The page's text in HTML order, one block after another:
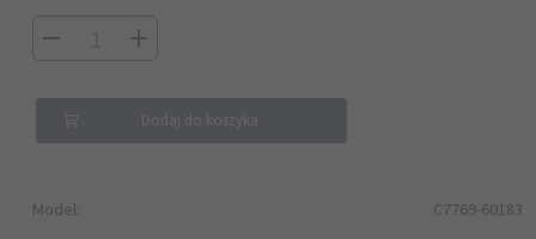
Model:
C7769-60183
Dodaj do koszyka